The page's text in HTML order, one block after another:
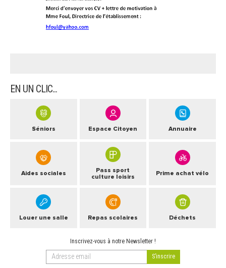
EN UN CLIC...
Séniors Espace Citoyen Annuaire
Aides sociales
Pass sport
culture loisirs
Prime achat vélo
Louer une salle Repas scolaires Déchets
Inscrivez-vous à notre Newsletter !
ARRÊTÉS MUNICIPAUX